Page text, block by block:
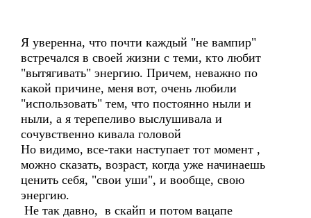
Я уверенна, что почти каждый "не вампир"
встречался в своей жизни с теми, кто любит
"вытягивать" энергию. Причем, неважно по
какой причине, меня вот, очень любили
"использовать" тем, что постоянно ныли и
ныли, а я терепеливо выслушивала и
сочувственно кивала головой
Но видимо, все-таки наступает тот момент ,
можно сказать, возраст, когда уже начинаешь
ценить себя, "свои уши", и вообще, свою
энергию.
Не так давно, в скайп и потом вацапе